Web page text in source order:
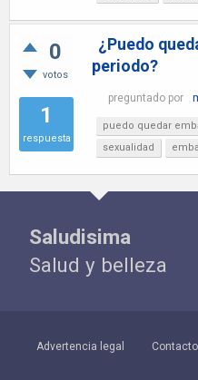
0
votos
1
respuesta
¿Puedo
periodo?
preguntado por
puedo quedar
sexualidad
Saludisima
Salud y belleza
Advertencia legal Contacto